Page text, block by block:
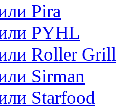
Pira
PYHL
Roller Grill
Sirman
Starfood